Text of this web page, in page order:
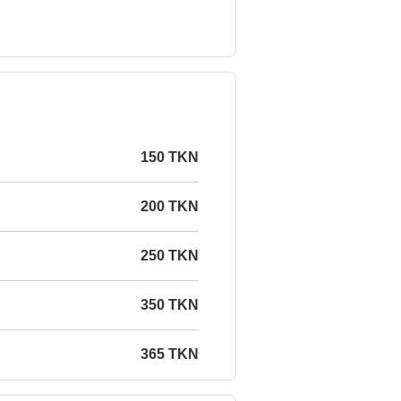
150 TKN
200 TKN
250 TKN
350 TKN
365 TKN